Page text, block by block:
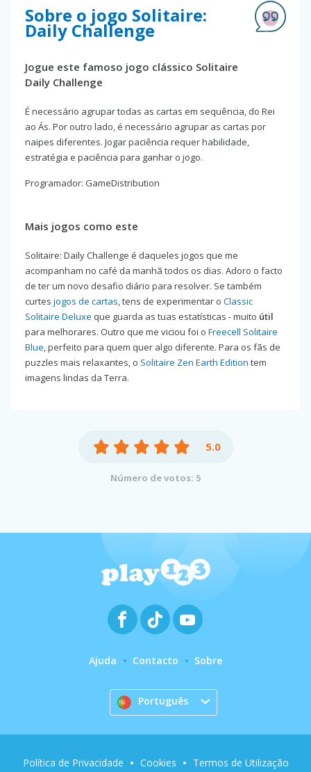
Sobre o jogo Solitaire:
Daily Challenge
Jogue este famoso jogo clássico Solitaire
Daily Challenge
É necessário agrupar todas as cartas em sequência, do Rei
ao Ás. Por outro lado, é necessário agrupar as cartas por
naipes diferentes. Jogar paciência requer habilidade,
estratégia e paciência para ganhar o jogo.
Programador: GameDistribution
Mais jogos como este
Solitaire: Daily Challenge é daqueles jogos que me
acompanham no café da manhã todos os dias. Adoro o facto
de ter um novo desafio diário para resolver. Se também
curtes jogos de cartas, tens de experimentar o Classic
Solitaire Deluxe que guarda as tuas estatísticas - muito útil
para melhorares. Outro que me viciou foi o Freecell Solitaire
Blue, perfeito para quem quer algo diferente. Para os fãs de
puzzles mais relaxantes, o Solitaire Zen Earth Edition tem
imagens lindas da Terra.
5.0
Número de votos: 5
Ajuda Contacto Sobre
Português
Política de Privacidade Cookies Termos de Utilização